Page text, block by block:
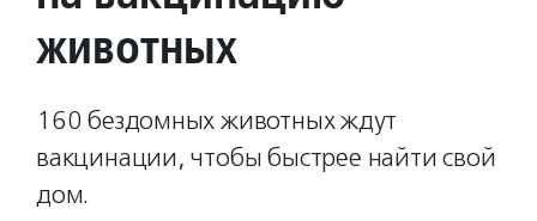
животных
160 бездомных животных ждут
вакцинации, чтобы быстрее найти свой
дом.